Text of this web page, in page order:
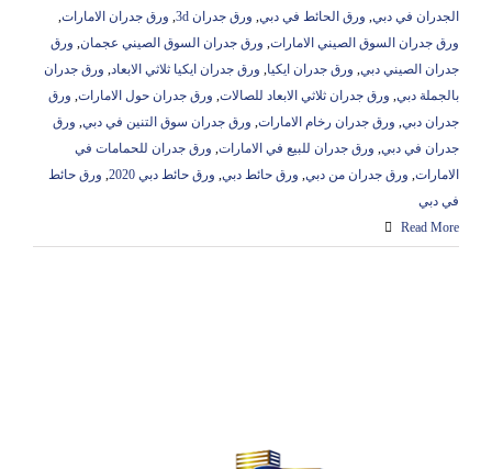
الجدران في دبي, ورق الحائط في دبي, ورق جدران 3d , ورق جدران الامارات,
ورق جدران السوق الصيني الامارات, ورق جدران السوق الصيني عجمان, ورق
جدران الصيني دبي, ورق جدران ايكيا, ورق جدران ايكيا ثلاثي الابعاد, ورق جدران
بالجملة دبي, ورق جدران ثلاثي الابعاد للصالات, ورق جدران حول الامارات, ورق
جدران دبي, ورق جدران رخام الامارات, ورق جدران سوق التنين في دبي, ورق
جدران في دبي, ورق جدران للبيع في الامارات, ورق جدران للحمامات في
الامارات, ورق جدران من دبي, ورق حائط دبي, ورق حائط دبي 2020 , ورق حائط
في دبي
Read More